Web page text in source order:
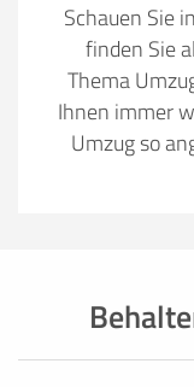
Schauen Sie
finden Sie
Thema
Ihnen immer
Umzug so